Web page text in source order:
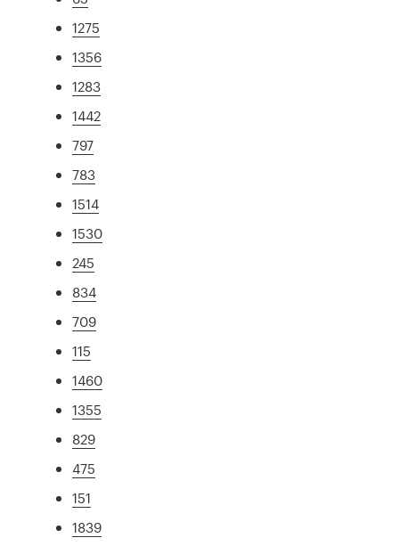
1275
1356
1283
1442
797
783
1514
1530
245
834
709
115
1460
1355
829
475
151
1839